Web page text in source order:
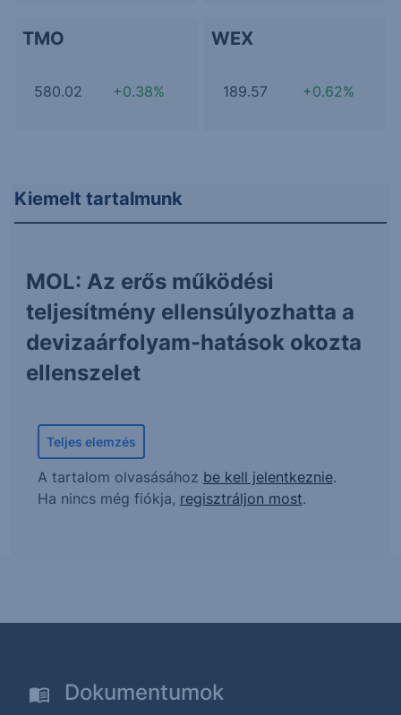
TMO
580.02 +0.38%
WEX
189.57 +0.62%
Kiemelt tartalmunk
MOL: Az erős működési
teljesítmény ellensúlyozhatta a
devizaárfolyam-hatások okozta
ellenszelet
Teljes elemzés
A tartalom olvasásához be kell jelentkeznie.
Ha nincs még fiókja, regisztráljon most.
Dokumentumok